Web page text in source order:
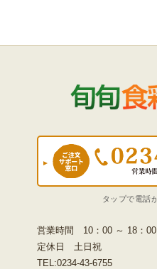
営業時間 10：00 ～ 18：00
定休日 土日祝
TEL:0234-43-6755